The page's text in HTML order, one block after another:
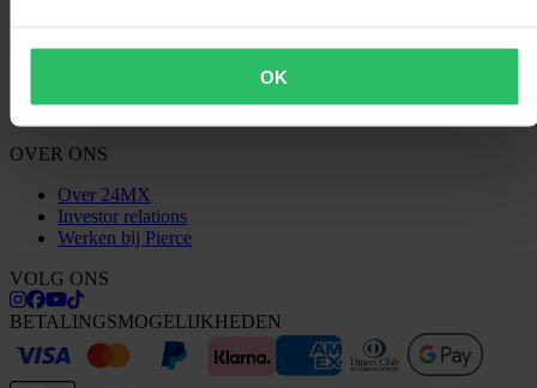
OK
KLANTENSERVICE
OVER ONS
Over 24MX
Investor relations
Werken bij Pierce
VOLG ONS
BETALINGSMOGELIJKHEDEN